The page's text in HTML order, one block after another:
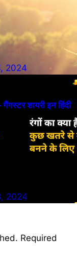
2024
शायरी इन हिंदी
2024
Required